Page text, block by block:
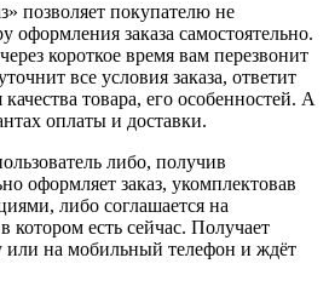
позволяет покупателю не
оформления заказа самостоятельно.
короткое время вам перезвонит
все условия заказа, ответит
товара, его особенностей. А
оплаты и доставки.
либо, получив
оформляет заказ, укомплектовав
либо соглашается на
котором есть сейчас. Получает
или на мобильный телефон и ждёт